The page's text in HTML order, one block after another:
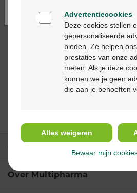
Productbeschrijving
Over Multipharma
Advertentiecookies
Deze cookies stellen
gepersonaliseerde
bieden. Ze helpen
prestaties van onze
meten. Als je deze
kunnen we je geen
die aan je behoeften
Alles weigeren
Bewaar mijn